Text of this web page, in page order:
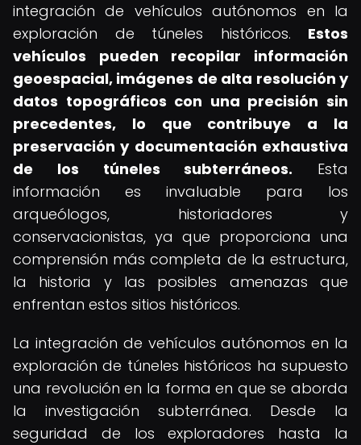
integración de vehículos autónomos en la
exploración de túneles históricos. Estos
vehículos pueden recopilar información
geoespacial, imágenes de alta resolución y
datos topográficos con una precisión sin
precedentes, lo que contribuye a la
preservación y documentación exhaustiva
de los túneles subterráneos. Esta
información es invaluable para los
arqueólogos, historiadores y
conservacionistas, ya que proporciona una
comprensión más completa de la estructura,
la historia y las posibles amenazas que
enfrentan estos sitios históricos.
La integración de vehículos autónomos en la
exploración de túneles históricos ha supuesto
una revolución en la forma en que se aborda
la investigación subterránea. Desde la
seguridad de los exploradores hasta la